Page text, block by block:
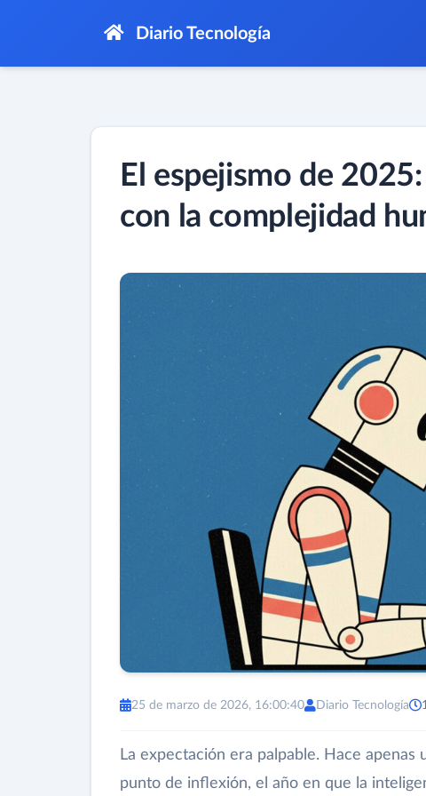
Diario Tecnología
El espejismo de
con la complejidad
25 de marzo de 2026, 16:00:40 Diario Tecnología
La expectación era palpable. Hace
punto de inflexión, el año en que la